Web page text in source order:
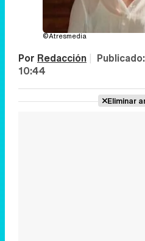
©Atresmedia
Por Redacción | Publicado:
10:44
Eliminar